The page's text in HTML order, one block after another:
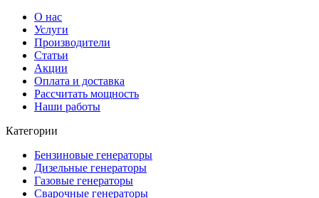
О нас
Услуги
Производители
Статьи
Акции
Оплата и доставка
Рассчитать мощность
Наши работы
Категории
Бензиновые генераторы
Дизельные генераторы
Газовые генераторы
Сварочные генераторы